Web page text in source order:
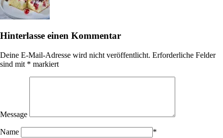
Hinterlasse einen Kommentar
Deine E-Mail-Adresse wird nicht veröffentlicht. Erforderliche Felder
sind mit * markiert
Message
Name *